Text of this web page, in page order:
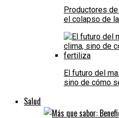
Productores
el colapso de
El futuro del
sino de cómo
Salud